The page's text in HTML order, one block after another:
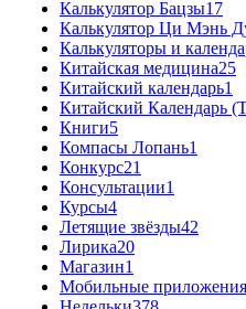
Калькулятор Бацзы17
Калькулятор Ци Мэнь
Калькуляторы и
Китайская медицина25
Китайский календарь1
Китайский Календарь
Книги5
Компасы Лопань1
Конкурс21
Консультации1
Курсы4
Летящие звёзды42
Лирика20
Магазин1
Мобильные приложения